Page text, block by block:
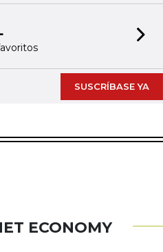
SUSCRÍBASE YA
ECONOMY